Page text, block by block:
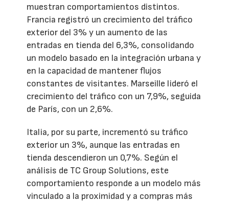
muestran comportamientos distintos.
Francia registró un crecimiento del tráfico
exterior del 3% y un aumento de las
entradas en tienda del 6,3%, consolidando
un modelo basado en la integración urbana y
en la capacidad de mantener flujos
constantes de visitantes. Marseille lideró el
crecimiento del tráfico con un 7,9%, seguida
de París, con un 2,6%.
Italia, por su parte, incrementó su tráfico
exterior un 3%, aunque las entradas en
tienda descendieron un 0,7%. Según el
análisis de TC Group Solutions, este
comportamiento responde a un modelo más
vinculado a la proximidad y a compras más